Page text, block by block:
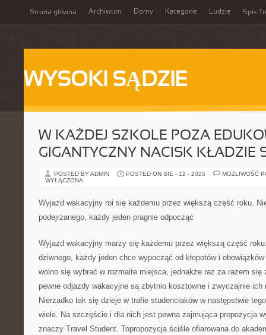
Strona główna Archiwum Domy Kategorie Ludzie Spis
WYSOKI SĄDZIE
W KAŻDEJ SZKOLE POZA
GIGANTYCZNY NACISK KŁADZIE
POSTED BY ADMIN POSTED ON SIE - 12 - 2025
MOŻLIWOŚĆ
WYŁĄCZONA
Wyjazd wakacyjny roi się każdemu przez większą część roku.
podejrzanego, każdy jeden pragnie odpocząć
Wyjazd wakacyjny marzy się każdemu przez większą część
dziwnego, każdy jeden chce wypocząć od kłopotów i
wolno się wybrać w rozmaite miejsca, jednakże raz za razem się
pewne odjazdy wakacyjne są zbytnio kosztowne i zwyczajnie ich
Nierzadko tak się dzieje w trafie studenciaków w następstwie
wiele. Na szczęście i dla nich jest pewna zajmująca propozycja
znaczy Travel Student. Topropozycja ściśle ofiarowana do